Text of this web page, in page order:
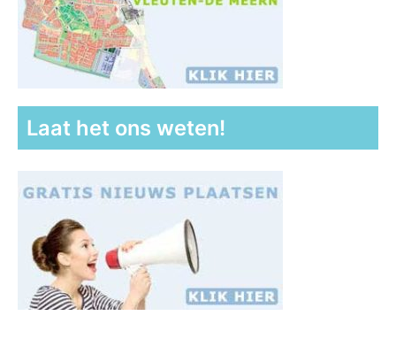
Laat het ons weten!